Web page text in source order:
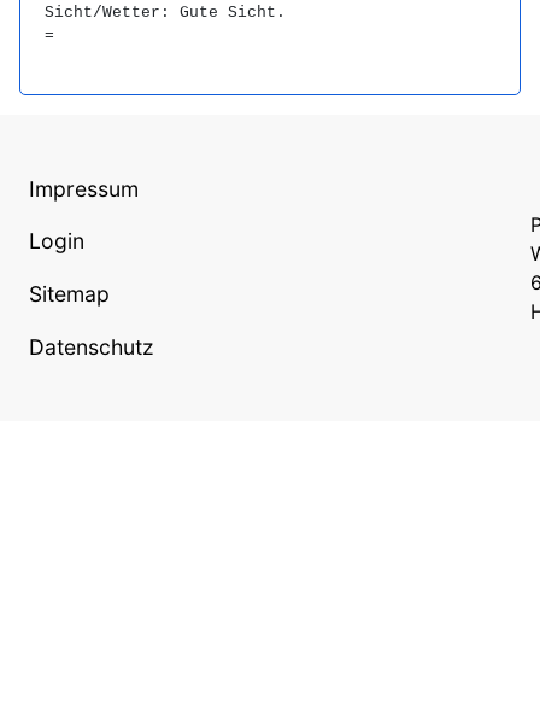
Sicht/Wetter: Gute Sicht.
=
Impressum
Login
Sitemap
Datenschutz